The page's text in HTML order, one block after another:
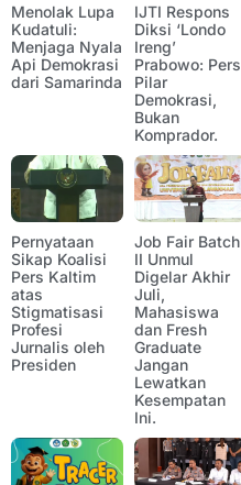
Menolak Lupa
Kudatuli:
Menjaga Nyala
Api Demokrasi
dari Samarinda
IJTI Respons
Diksi ‘Londo
Ireng’
Prabowo: Pers
Pilar
Demokrasi,
Bukan
Komprador.
Pernyataan
Sikap Koalisi
Pers Kaltim
atas
Stigmatisasi
Profesi
Jurnalis oleh
Presiden
Job Fair Batch
II Unmul
Digelar Akhir
Juli,
Mahasiswa
dan Fresh
Graduate
Jangan
Lewatkan
Kesempatan
Ini.